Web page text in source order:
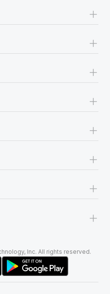
+
+
+
+
+
+
+
+
Inc. All rights reserved.